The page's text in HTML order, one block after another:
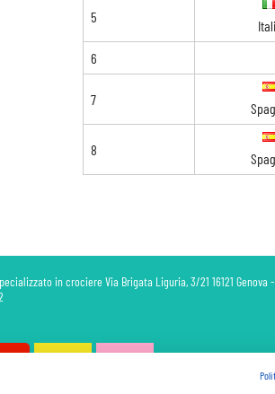
5
6
7
8
in crociere Via Brigata Liguria, 3/21 16121 Genova